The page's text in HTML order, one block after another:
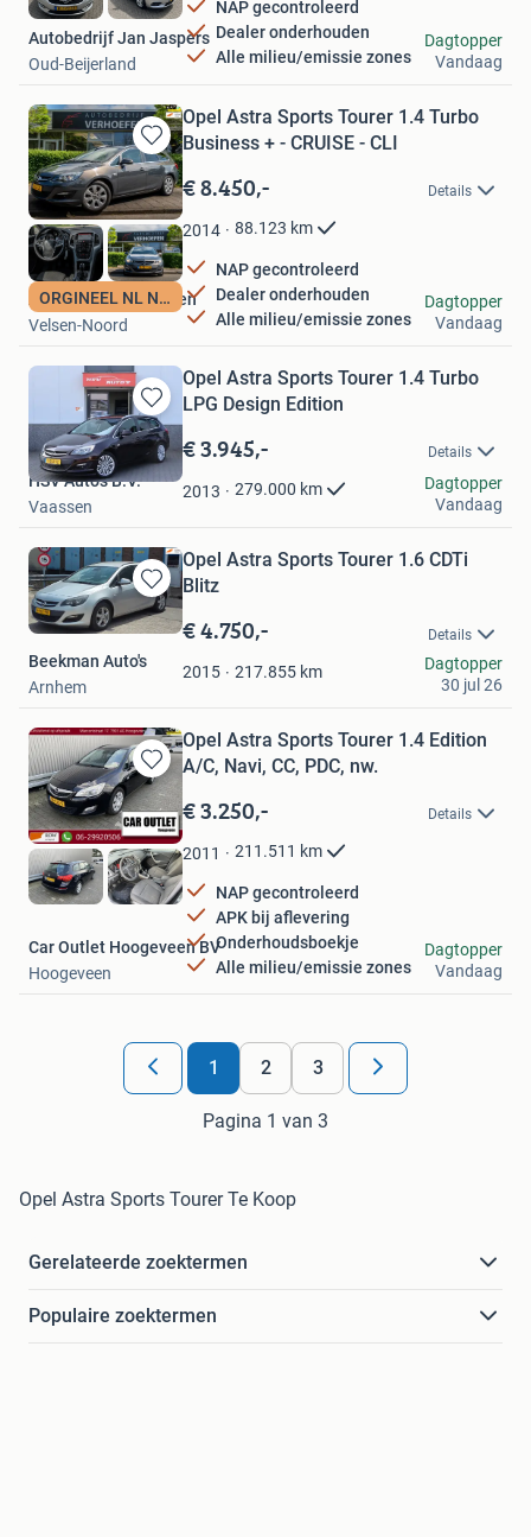
NAP gecontroleerd
Dealer onderhouden
Alle milieu/emissie zones
Autobedrijf Jan Jaspers
Oud-Beijerland
Dagtopper
Vandaag
Bewaren
in
Mijn
Favorieten
ORGINEEL NL NAP
Opel Astra Sports Tourer 1.4 Turbo
Business + - CRUISE - CLI
€ 8.450,- Details
2014 88.123 km
NAP gecontroleerd
Dealer onderhouden
Alle milieu/emissie zones
Autobedrijf Verhoefen
Velsen-Noord
Dagtopper
Vandaag
Bewaren
in
Mijn
Favorieten
Opel Astra Sports Tourer 1.4 Turbo
LPG Design Edition
€ 3.945,- Details
2013 279.000 km
HSV Auto's B.V.
Vaassen
Dagtopper
Vandaag
Bewaren
in
Favorieten
Opel Astra Sports Tourer 1.6 CDTi
Blitz
€ 4.750,- Details
2015 217.855 km
Beekman Auto's
Arnhem
Dagtopper
30 jul 26
Bewaren
in
Mijn
Favorieten
Opel Astra Sports Tourer 1.4 Edition
A/C, Navi, CC, PDC, nw.
€ 3.250,- Details
2011 211.511 km
NAP gecontroleerd
APK bij aflevering
Onderhoudsboekje
Alle milieu/emissie zones
Car Outlet Hoogeveen BV
Hoogeveen
Dagtopper
Vandaag
1 2 3
Pagina 1 van 3
Opel Astra Sports Tourer Te Koop
Gerelateerde zoektermen
Populaire zoektermen